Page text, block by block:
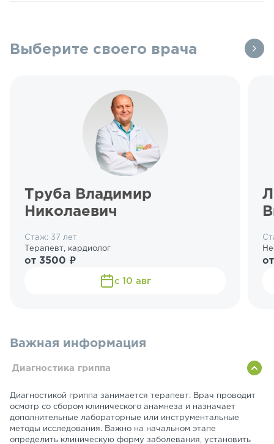
Выберите своего врача
Труба Владимир
Николаевич
Стаж: 37 лет
Терапевт, кардиолог
от 3500 ₽
с 10 авг
Важная информация
Диагностика гриппа
Диагностикой гриппа занимается терапевт. Врач проводит
осмотр со сбором клинического анамнеза и назначает
дополнительные лабораторные или инструментальные
методы исследования. Важно на начальном этапе
определить клиническую форму заболевания, установить